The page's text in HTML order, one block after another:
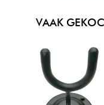
VAAK